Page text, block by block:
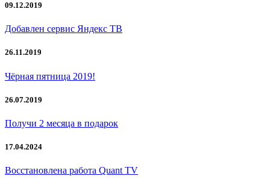
09.12.2019
Добавлен сервис Яндекс ТВ
26.11.2019
Чёрная пятница 2019!
26.07.2019
Получи 2 месяца в подарок
17.04.2024
Восстановлена работа Quant TV